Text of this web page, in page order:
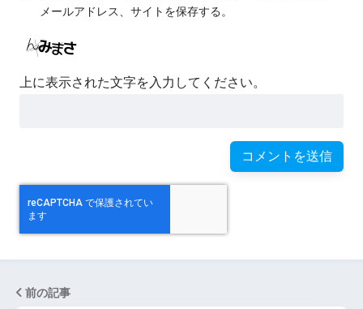
メールアドレス、サイトを保存する。
上に表示された文字を入力してください。
前の記事